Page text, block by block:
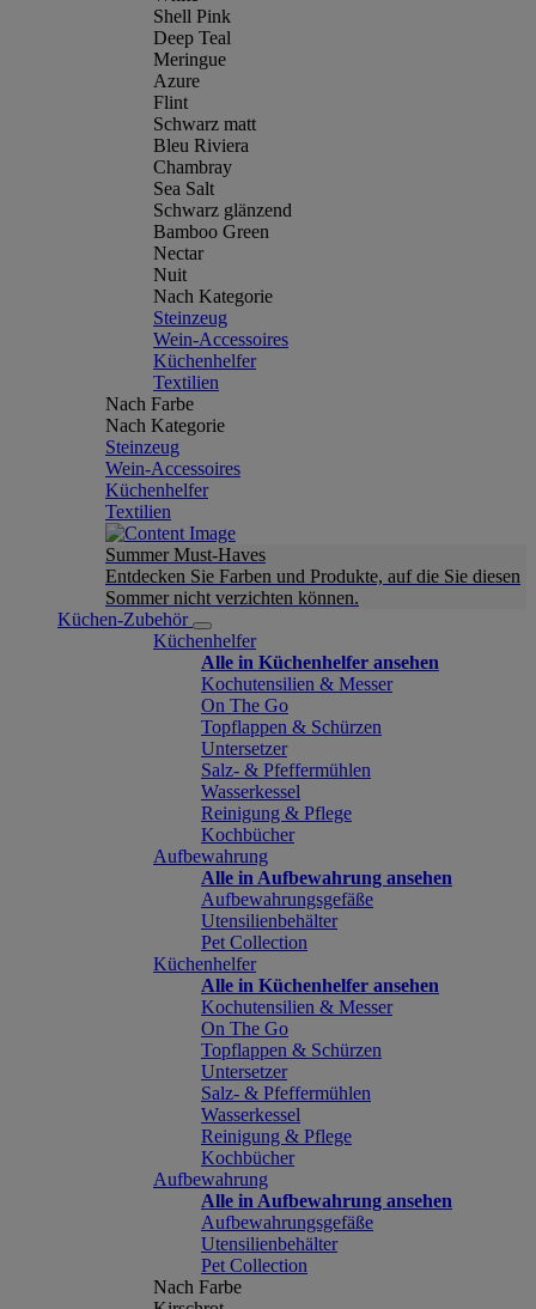
Shell Pink
Deep Teal
Meringue
Azure
Flint
Schwarz matt
Bleu Riviera
Chambray
Sea Salt
Schwarz glänzend
Bamboo Green
Nectar
Nuit
Nach Kategorie
Steinzeug
Wein-Accessoires
Küchenhelfer
Textilien
Nach Farbe
Nach Kategorie
Steinzeug
Wein-Accessoires
Küchenhelfer
Textilien
Summer Must-Haves
Entdecken Sie Farben und Produkte, auf die Sie diesen
Sommer nicht verzichten können.
Küchen-Zubehör
Küchenhelfer
Alle in Küchenhelfer ansehen
Kochutensilien & Messer
On The Go
Topflappen & Schürzen
Untersetzer
Salz- & Pfeffermühlen
Wasserkessel
Reinigung & Pflege
Kochbücher
Aufbewahrung
Alle in Aufbewahrung ansehen
Aufbewahrungsgefäße
Utensilienbehälter
Pet Collection
Küchenhelfer
Alle in Küchenhelfer ansehen
Kochutensilien & Messer
On The Go
Topflappen & Schürzen
Untersetzer
Salz- & Pfeffermühlen
Wasserkessel
Reinigung & Pflege
Kochbücher
Aufbewahrung
Alle in Aufbewahrung ansehen
Aufbewahrungsgefäße
Utensilienbehälter
Pet Collection
Nach Farbe